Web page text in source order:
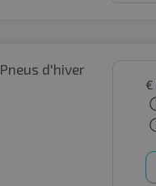
Pneus d'hiver
€